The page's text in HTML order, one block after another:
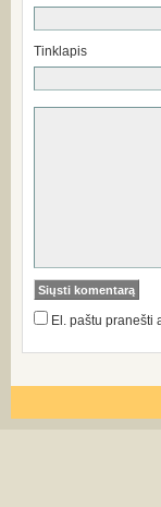
Tinklapis
El. paštu pranešti